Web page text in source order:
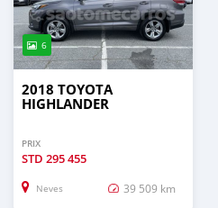
6
2018 TOYOTA
HIGHLANDER
PRIX
STD 295 455
Neves 39 509 km